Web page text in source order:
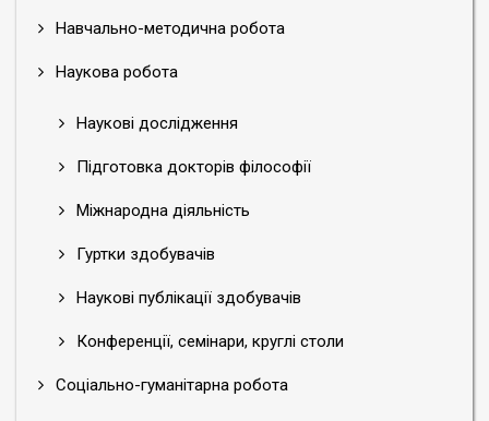
Навчально-методична робота
Наукова робота
Наукові дослідження
Підготовка докторів філософії
Міжнародна діяльність
Гуртки здобувачів
Наукові публікації здобувачів
Конференції, семінари, круглі столи
Соціально-гуманітарна робота